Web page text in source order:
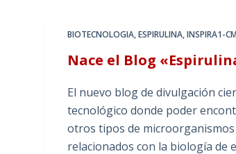
BIOTECNOLOGIA,ESPIRULINA,INSPIRA1-
Nace el Blog
El nuevo blog de divulgación
tecnológico donde poder
otros tipos de
relacionados con la biología de